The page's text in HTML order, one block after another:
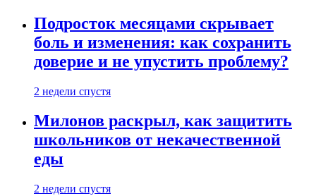
Подросток месяцами скрывает
боль и изменения: как сохранить
доверие и не упустить проблему?
2 недели спустя
Милонов раскрыл, как защитить
школьников от некачественной
еды
2 недели спустя